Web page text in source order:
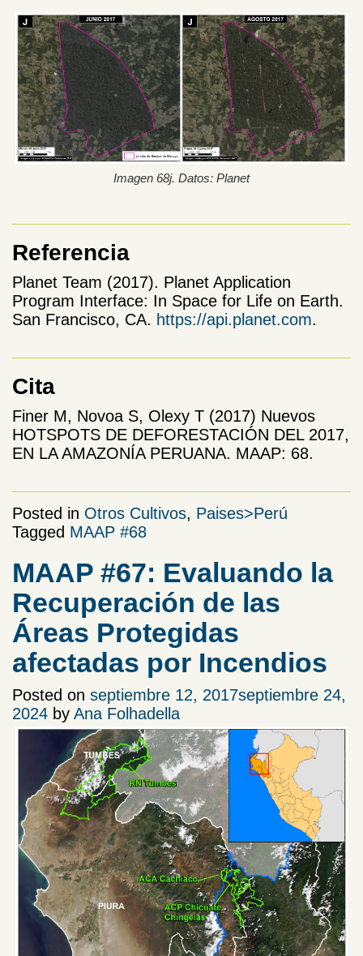
Imagen 68j. Datos: Planet
Referencia
Planet Team (2017). Planet Application
Program Interface: In Space for Life on Earth.
San Francisco, CA. https://api.planet.com.
Cita
Finer M, Novoa S, Olexy T (2017) Nuevos
HOTSPOTS DE DEFORESTACIÓN DEL 2017,
EN LA AMAZONÍA PERUANA. MAAP: 68.
Posted in Otros Cultivos, Paises>Perú
Tagged MAAP #68
MAAP #67: Evaluando la
Recuperación de las
Áreas Protegidas
afectadas por Incendios
Posted on septiembre 12, 2017septiembre 24,
2024 by Ana Folhadella